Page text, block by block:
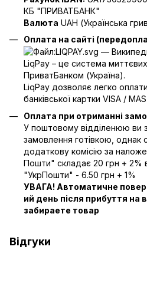
КБ "ПРИВАТБАНК"
Валюта UAH (Українська
Оплата на сайті
LiqPay – це система
ПриватБанком (Україна).
LiqPay дозволяє легко
банківської картки VISA /
Оплата при отриманні
У поштовому відділенюю ви
замовлення готівкою, однак
додаткову комісію за
Пошти" складає 20 грн + 2%
"УкрПошти" - 6.50 грн + 1%
УВАГА! Автоматичне
ий день після прибуття на
забираете товар
Відгуки